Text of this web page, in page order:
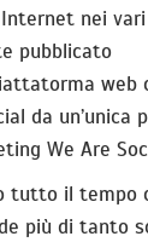
nei vari
pubblicato
web
da un’unica
We Are
tutto il tempo
più di tanto